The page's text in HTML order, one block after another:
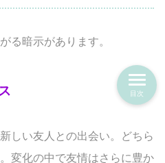
る暗示があります。
しい友人との出会い。どちら
変化の中で友情はさらに豊か
目次